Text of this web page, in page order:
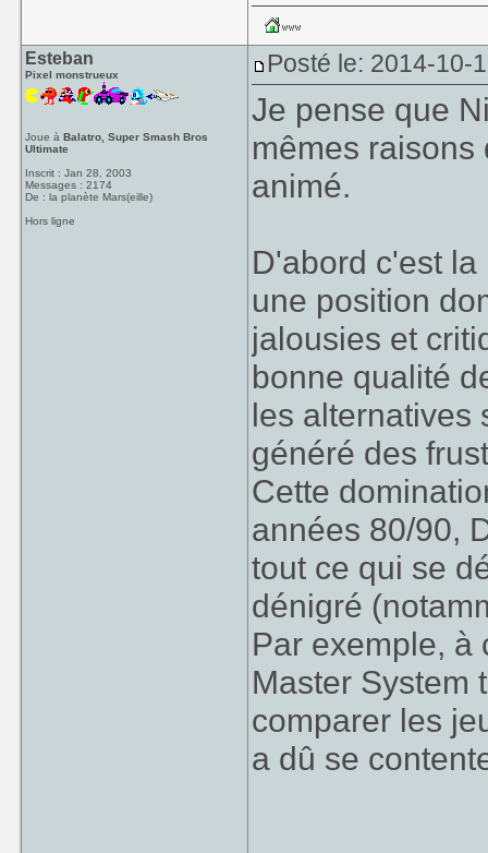
Esteban
Pixel monstrueux
Joue àBalatro, Super Smash Bros
Ultimate
Inscrit : Jan 28, 2003
Messages : 2174
De : la planète Mars(eille)
Hors ligne
Posté le: 2014-10-
Je pense que
mêmes
animé.
D'abord c'est
une position
jalousies et
bonne qualité
les alternatives
généré des
Cette
années 80/90,
tout ce qui se
dénigré
Par exemple, à
Master System
comparer les
a dû se